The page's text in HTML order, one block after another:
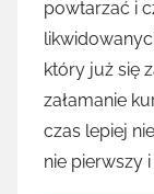
powtarzać i
który już się
załamanie
czas lepiej
nie pierwszy